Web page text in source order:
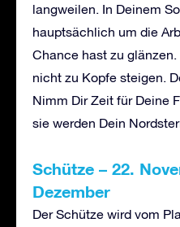
langweilen. In Deinem
hauptsächlich um die
Chance hast zu
nicht zu Kopfe steigen.
Nimm Dir Zeit für Deine
sie werden Dein
Schütze – 22.
Dezember
Der Schütze wird vom